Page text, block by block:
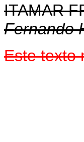
ITAMAR
Fernando
Este texto